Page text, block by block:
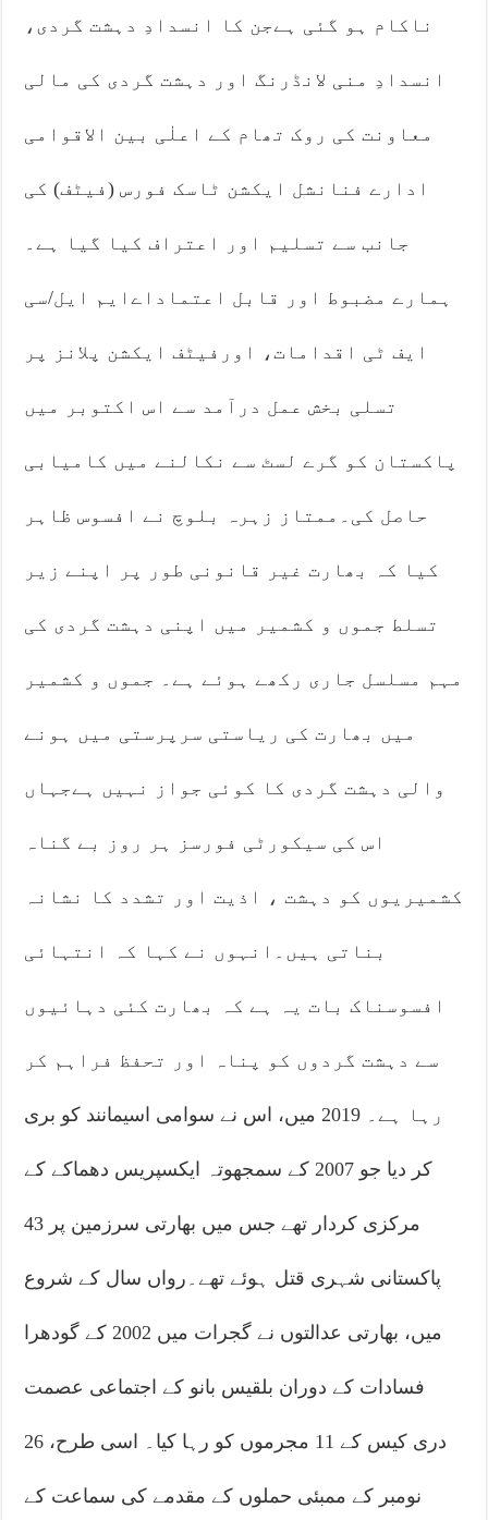
ناکام ہو گئی ہےجن کا انسدادِ دہشت گردی،
انسدادِ منی لانڈرنگ اور دہشت گردی کی مالی
معاونت کی روک تھام کے اعلٰی بین الاقوامی
ادارے فنانشل ایکشن ٹاسک فورس (فیٹف) کی
جانب سے تسلیم اور اعتراف کیا گیا ہے۔
ہمارے مضبوط اور قابل اعتماداےایم ایل/سی
ایف ٹی اقدامات، اورفیٹف ایکشن پلانز پر
تسلی بخش عمل درآمد سے اس اکتوبر میں
پاکستان کو گرے لسٹ سے نکالنے میں کامیابی
حاصل کی۔ممتاز زہرہ بلوچ نے افسوس ظاہر
کیا کہ بھارت غیر قانونی طور پر اپنے زیر
تسلط جموں و کشمیر میں اپنی دہشت گردی کی
مہم مسلسل جاری رکھے ہوئے ہے۔ جموں و کشمیر
میں بھارت کی ریاستی سرپرستی میں ہونے
والی دہشت گردی کا کوئی جواز نہیں ہےجہاں
اس کی سیکورٹی فورسز ہر روز بے گناہ
کشمیریوں کو دہشت ، اذیت اور تشدد کا نشانہ
بناتی ہیں۔انہوں نے کہا کہ انتہائی
افسوسناک بات یہ ہے کہ بھارت کئی دہائیوں
سے دہشت گردوں کو پناہ اور تحفظ فراہم کر
رہا ہے۔ 2019 میں، اس نے سوامی اسیمانند کو بری
کر دیا جو 2007 کے سمجھوتہ ایکسپریس دھماکے کے
مرکزی کردار تھے جس میں بھارتی سرزمین پر 43
پاکستانی شہری قتل ہوئے تھے۔رواں سال کے شروع
میں، بھارتی عدالتوں نے گجرات میں 2002 کے گودھرا
فسادات کے دوران بلقیس بانو کے اجتماعی عصمت
دری کیس کے 11 مجرموں کو رہا کیا۔ اسی طرح، 26
نومبر کے ممبئی حملوں کے مقدمے کی سماعت کے